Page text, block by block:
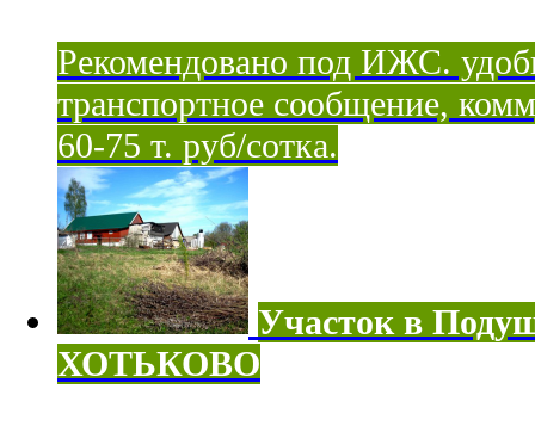
Рекомендовано под ИЖС.
транспортное сообщение,
60-75 т. руб/сотка.
Участок в
ХОТЬКОВО